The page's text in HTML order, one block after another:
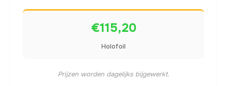
€115,20
Holofoil
Prijzen worden dagelijks bijgewerkt.